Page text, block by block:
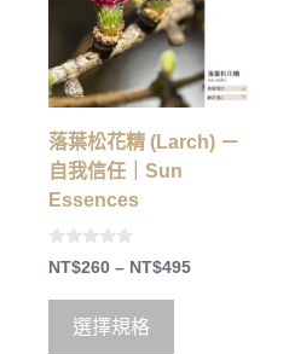
落葉松花精 (Larch) －
自我信任｜Sun
Essences
0
oNT$260 – NT$495
選擇規格